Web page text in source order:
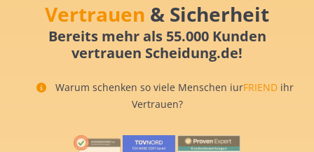
Vertrauen & Sicherheit
Bereits mehr als 55.000 Kunden
vertrauen Scheidung.de!
Warum schenken so viele Menschen iurFRIEND ihr
Vertrauen?